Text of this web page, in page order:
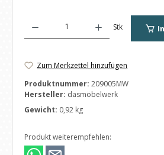
Stk
Zum Merkzettel hinzufügen
Produktnummer: 209005MW
Hersteller: dasmöbelwerk
Gewicht: 0,92 kg
Produkt weiterempfehlen: